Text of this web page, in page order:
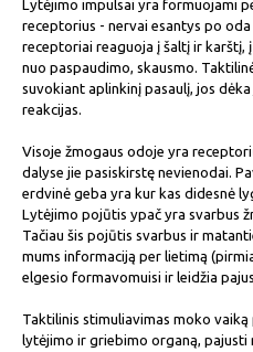
Lytėjimo impulsai yra formuojami
receptorius - nervai esantys po
receptoriai reaguoja į šaltį ir karštį,
nuo paspaudimo, skausmo.
suvokiant aplinkinį pasaulį, jos
reakcijas.
Visoje žmogaus odoje yra
dalyse jie pasiskirstę nevienodai.
erdvinė geba yra kur kas didesnė
Lytėjimo pojūtis ypač yra svarbus
Tačiau šis pojūtis svarbus ir
mums informaciją per lietimą
elgesio formavomuisi ir leidžia
Taktilinis stimuliavimas moko
lytėjimo ir griebimo organą, pajusti